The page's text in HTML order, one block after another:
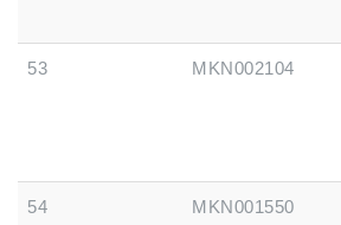
53 MKN002104
54 MKN001550